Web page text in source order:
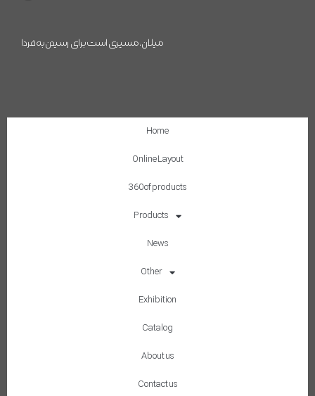
میلان، مسیری است برای رسیدن به فردا
Home
Online Layout
360 of products
Products
News
Other
Exhibition
Catalog
About us
Contact us